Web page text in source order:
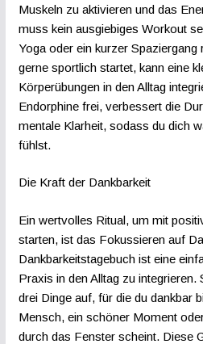
Muskeln zu aktivieren und das
muss kein ausgiebiges Workout
Yoga oder ein kurzer
gerne sportlich startet, kann eine
Körperübungen in den Alltag
Endorphine frei, verbessert die
mentale Klarheit, sodass du dich
fühlst.
Die Kraft der Dankbarkeit
Ein wertvolles Ritual, um mit
starten, ist das Fokussieren auf
Dankbarkeitstagebuch ist eine
Praxis in den Alltag zu integrieren.
drei Dinge auf, für die du dankbar
Mensch, ein schöner Moment
durch das Fenster scheint. Diese